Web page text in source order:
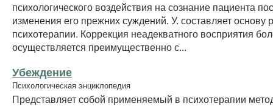
психологического воздействия на сознание пациента
изменения его прежних суждений. У. составляет основу
психотерапии. Коррекция неадекватного восприятия
осуществляется преимущественно с...
Убеждение
Психологическая энциклопедия
Представляет собой применяемый в психотерапии